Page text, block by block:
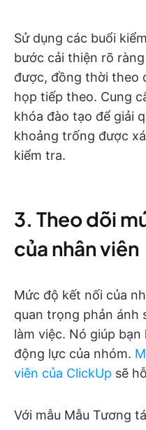
Sử dụng các buổi
bước cải thiện rõ
được, đồng thời theo
họp tiếp theo. Cung
khóa đào tạo để giải
khoảng trống được
kiểm tra.
3. Theo dõi
của nhân viên
Mức độ kết nối của
quan trọng phản ánh
làm việc. Nó giúp
động lực của nhóm.
viên của ClickUp sẽ
Với mẫu Mẫu Tương